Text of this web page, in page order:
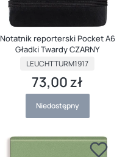
Notatnik reporterski Pocket A6
Gładki Twardy CZARNY
PRODUCENT
LEUCHTTURM1917
Cena
73,00 zł
Niedostępny